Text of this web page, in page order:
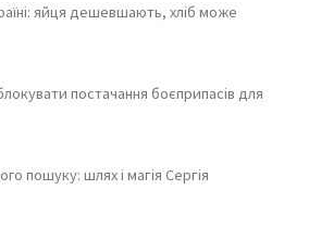
яйця дешевшають, хліб може
постачання боєприпасів для
пошуку: шлях і магія Сергія